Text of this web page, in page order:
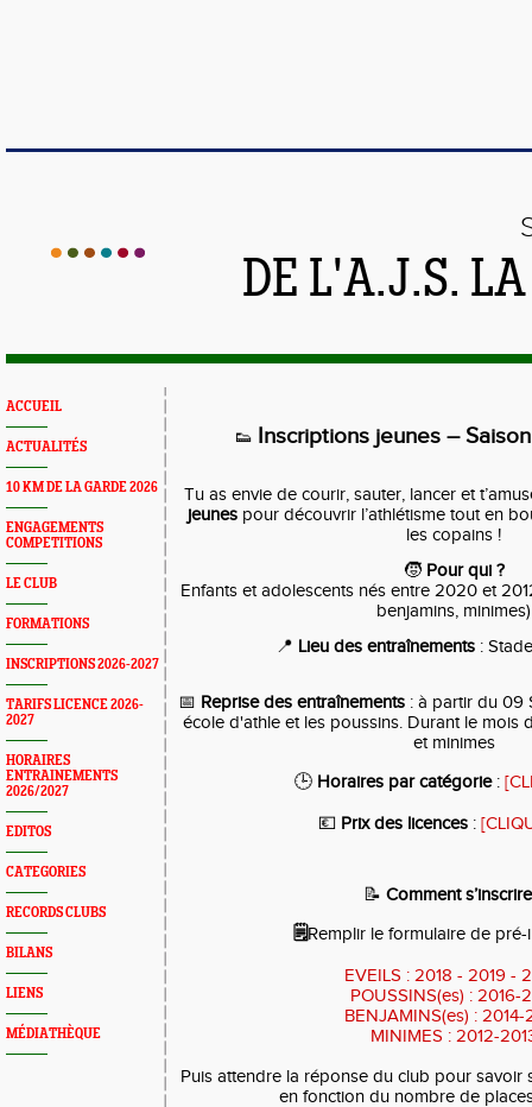
DE L'A.J.S.
ACCUEIL
ACTUALITÉS
10 KM DE LA GARDE 2026
ENGAGEMENTS
COMPETITIONS
LE CLUB
FORMATIONS
INSCRIPTIONS 2026-2027
TARIFS LICENCE 2026-
2027
HORAIRES
ENTRAINEMENTS
2026/2027
EDITOS
CATEGORIES
RECORDS CLUBS
BILANS
LIENS
MÉDIATHÈQUE
👟 Inscriptions jeunes –
Tu as envie de courir, sauter, lancer et
jeunes pour découvrir l’athlétisme tout en
les copains !
🧒 Pour qui ?
Enfants et adolescents nés entre 2020 et
benjamins, minimes)
📍 Lieu des entraînements :
📅 Reprise des entraînements : à partir du 09
école d'athle et les poussins. Durant le mois
et minimes
🕒 Horaires par catégorie:
💶 Prix des licences :
📝 Comment
🗒️Remplir le formulaire de
EVEILS : 2018 - 2019 -
POUSSINS(es) : 2016-
BENJAMINS(es) : 2014-
MINIMES : 2012-
Puis attendre la réponse du club pour savoir
en fonction du nombre de